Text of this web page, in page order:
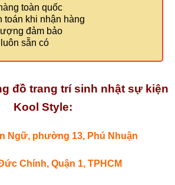
toàn quốc
toán khi nhận hàng
đảm bảo
sẵn có
đồ trang trí sinh nhật sự kiện
Kool Style:
Ngữ, phường 13, Phú Nhuận
Chính, Quận 1, TPHCM